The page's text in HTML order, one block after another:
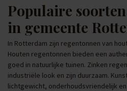
Populaire
in gemeente
In Rotterdam zijn regentonnen van
Houten regentonnen bieden een
goed in natuurlijke tuinen. Zinken
industriële look en zijn duurzaam.
lichtgewicht, onderhoudsvriendelijk